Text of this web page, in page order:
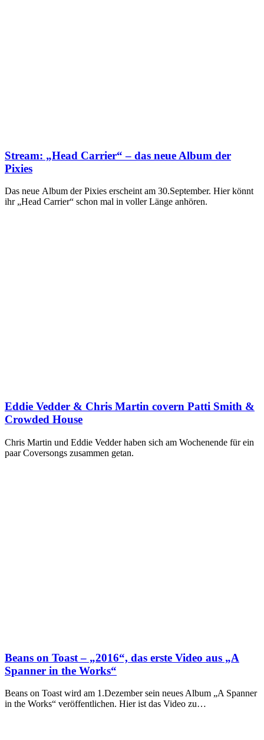
Stream: „Head Carrier“ – das neue Album der
Pixies
Das neue Album der Pixies erscheint am 30.September. Hier könnt
ihr „Head Carrier“ schon mal in voller Länge anhören.
Eddie Vedder & Chris Martin covern Patti Smith &
Crowded House
Chris Martin und Eddie Vedder haben sich am Wochenende für ein
paar Coversongs zusammen getan.
Beans on Toast – „2016“, das erste Video aus „A
Spanner in the Works“
Beans on Toast wird am 1.Dezember sein neues Album „A Spanner
in the Works“ veröffentlichen. Hier ist das Video zu…